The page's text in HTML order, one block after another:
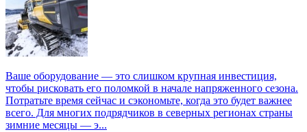
Ваше оборудование — это слишком крупная инвестиция,
чтобы рисковать его поломкой в начале напряженного сезона.
Потратьте время сейчас и сэкономьте, когда это будет важнее
всего. Для многих подрядчиков в северных регионах страны
зимние месяцы — э...